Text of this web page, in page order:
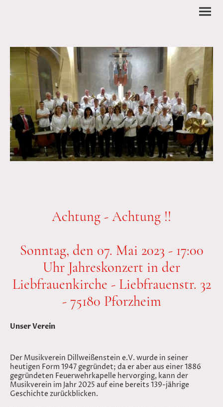
Achtung - Achtung !!
Sonntag, den 07. Mai 2023 - 17:00
Uhr Jahreskonzert in der
Liebfrauenkirche - Liebfrauenstr. 32
- 75180 Pforzheim
Unser Verein
Der Musikverein Dillweißenstein e.V. wurde in seiner
heutigen Form 1947 gegründet; da er aber aus einer 1886
gegründeten Feuerwehrkapelle hervorging, kann der
Musikverein im Jahr 2025 auf eine bereits 139-jährige
Geschichte zurückblicken.